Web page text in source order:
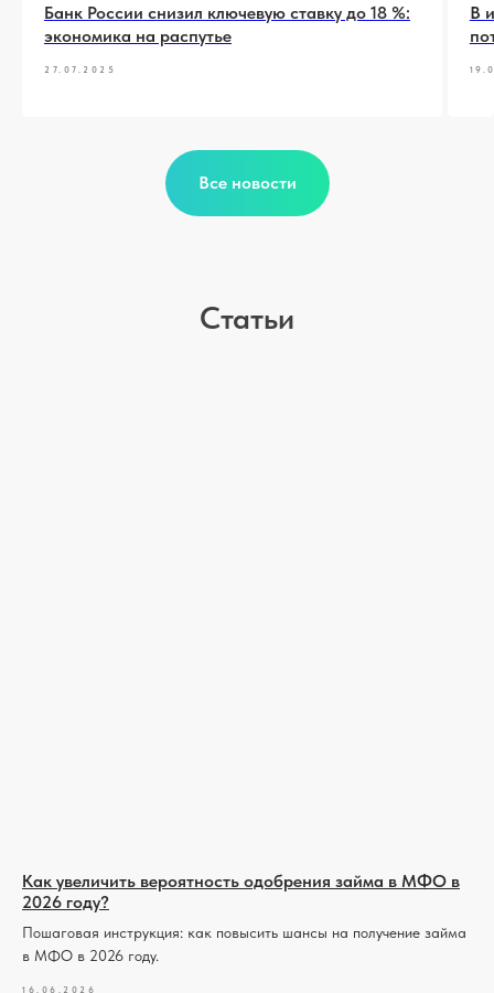
Банк России снизил ключевую ставку до 18 %:
экономика на распутье
27.07.2025
В
Все новости
Статьи
Как увеличить вероятность одобрения займа в МФО в
2026 году?
Пошаговая инструкция: как повысить шансы на получение займа
в МФО в 2026 году.
16.06.2026